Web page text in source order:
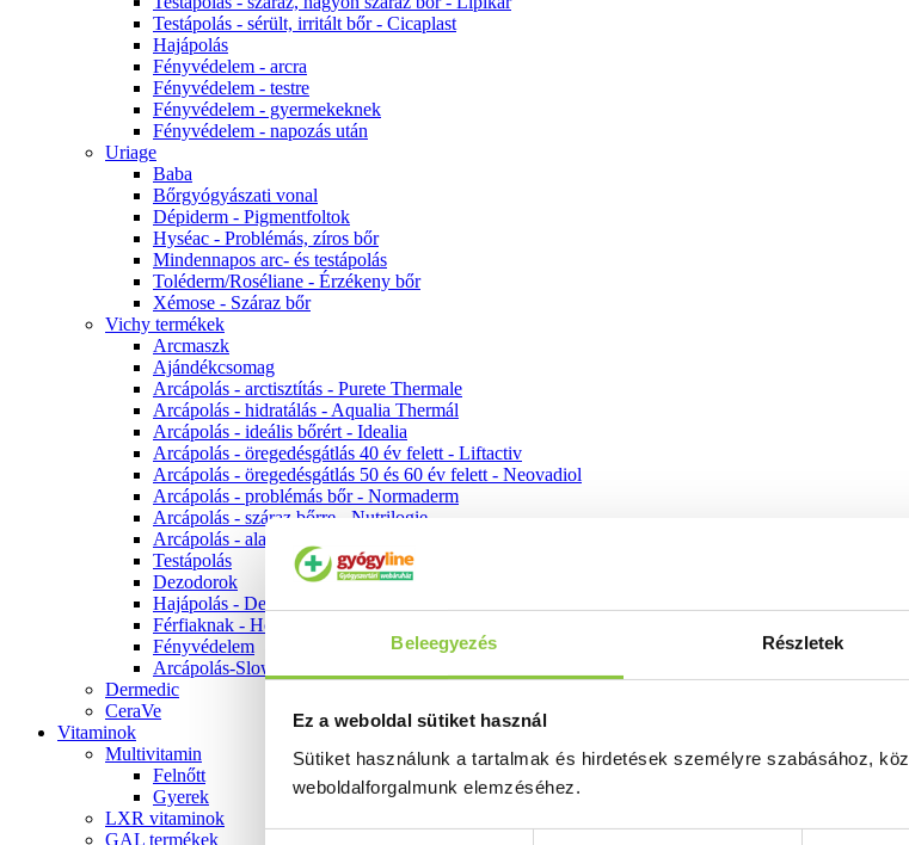
Beleegyezés Részletek
Ez a weboldal sütiket használ
Sütiket használunk a tartalmak és hirdetések személyre szabásához,
weboldalforgalmunk elemzéséhez.
Testápolás - sérült, irritált bőr - Cicaplast
Hajápolás
Fényvédelem - arcra
Fényvédelem - testre
Fényvédelem - gyermekeknek
Fényvédelem - napozás után
Uriage
Baba
Bőrgyógyászati vonal
Dépiderm - Pigmentfoltok
Hyséac - Problémás, zíros bőr
Mindennapos arc- és testápolás
Toléderm/Roséliane - Érzékeny bőr
Xémose - Száraz bőr
Vichy termékek
Arcmaszk
Ajándékcsomag
Arcápolás - arctisztítás - Purete Thermale
Arcápolás - hidratálás - Aqualia Thermál
Arcápolás - ideális bőrért - Idealia
Arcápolás - öregedésgátlás 40 év felett - Liftactiv
Arcápolás - öregedésgátlás 50 és 60 év felett - Neovadiol
Arcápolás - problémás bőr - Normaderm
Arcápolás - száraz bőrre - Nutrilogie
Arcápolás - alapozók
Testápolás
Dezodorok
Hajápolás - Dercos
Férfiaknak - Homme
Fényvédelem
Arcápolás-Slow Age
Dermedic
CeraVe
Vitaminok
Multivitamin
Felnőtt
Gyerek
LXR vitaminok
GAL termékek